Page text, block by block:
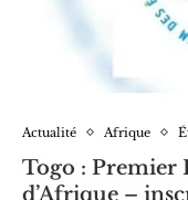
Actualité Afrique
Togo : Premier
d’Afrique –